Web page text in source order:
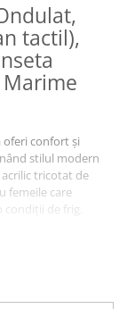
tactil),
oferi confort și
stilul modern
tricotat de
femeile care
condiții de frig.